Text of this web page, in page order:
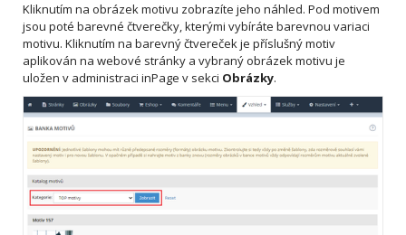
Kliknutím na obrázek motivu zobrazíte jeho náhled. Pod motivem
jsou poté barevné čtverečky, kterými vybíráte barevnou variaci
motivu. Kliknutím na barevný čtvereček je příslušný motiv
aplikován na webové stránky a vybraný obrázek motivu je
uložen v administraci inPage v sekci Obrázky.